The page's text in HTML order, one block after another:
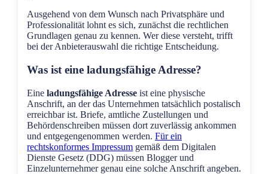
Ausgehend von dem Wunsch nach Privatsphäre und
Professionalität lohnt es sich, zunächst die rechtlichen
Grundlagen genau zu kennen. Wer diese versteht, trifft
bei der Anbieterauswahl die richtige Entscheidung.
Was ist eine ladungsfähige Adresse?
Eine ladungsfähige Adresse ist eine physische
Anschrift, an der das Unternehmen tatsächlich postalisch
erreichbar ist. Briefe, amtliche Zustellungen und
Behördenschreiben müssen dort zuverlässig ankommen
und entgegengenommen werden. Für ein
rechtskonformes Impressum gemäß dem Digitalen
Dienste Gesetz (DDG) müssen Blogger und
Einzelunternehmer genau eine solche Anschrift angeben.